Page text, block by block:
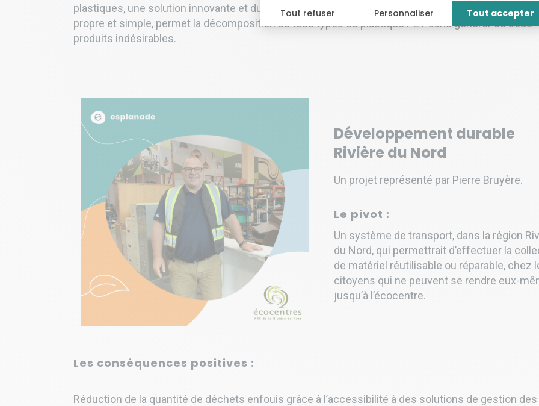
plastiques, une solution innovante et durable : le biorecyclage enzymatique. Ce procédé
propre et simple, permet la décomposition de tous types de plastique PET sans générer de sous-
produits indésirables.
Développement durable
Rivière du Nord
Un projet représenté par Pierre Bruyère.
Le pivot :
Un système de transport, dans la région
du Nord, qui permettrait d’effectuer la
de matériel réutilisable ou réparable, chez
citoyens qui ne peuvent se rendre eux-
jusqu’à l’écocentre.
Les conséquences positives :
Réduction de la quantité de déchets enfouis grâce à l’accessibilité à des solutions de gestion des